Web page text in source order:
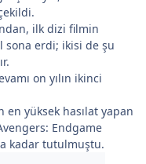
ilk dizi filmin
sona erdi; ikisi de şu
on yılın ikinci
en yüksek hasılat yapan
Endgame
kadar tutulmuştu.